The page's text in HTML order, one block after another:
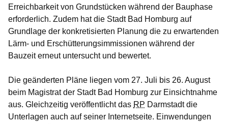
Erreichbarkeit von Grundstücken während der Bauphase
erforderlich. Zudem hat die Stadt Bad Homburg auf
Grundlage der konkretisierten Planung die zu erwartenden
Lärm- und Erschütterungsimmissionen während der
Bauzeit erneut untersucht und bewertet.
Die geänderten Pläne liegen vom 27. Juli bis 26. August
beim Magistrat der Stadt Bad Homburg zur Einsichtnahme
aus. Gleichzeitig veröffentlicht das RP Darmstadt die
Unterlagen auch auf seiner Internetseite. Einwendungen